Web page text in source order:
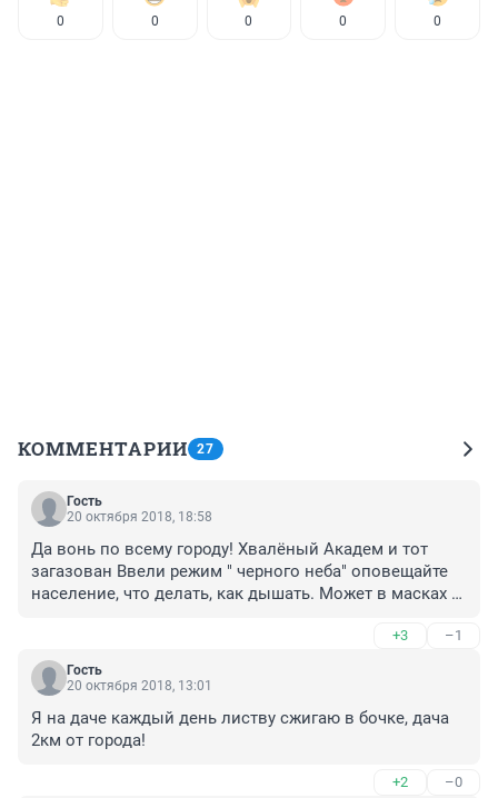
0 0 0 0 0
КОММЕНТАРИИ 27
Гость
20 октября 2018, 18:58
Да вонь по всему городу! Хвалёный Академ и тот
загазован Ввели режим " черного неба" оповещайте
население, что делать, как дышать. Может в масках
+3 –1
Гость
20 октября 2018, 13:01
Я на даче каждый день листву сжигаю в бочке, дача
2км от города!
+2 –0